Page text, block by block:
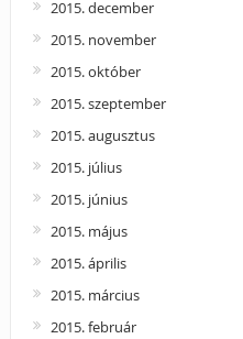
2015. december
2015. november
2015. október
2015. szeptember
2015. augusztus
2015. július
2015. június
2015. május
2015. április
2015. március
2015. február